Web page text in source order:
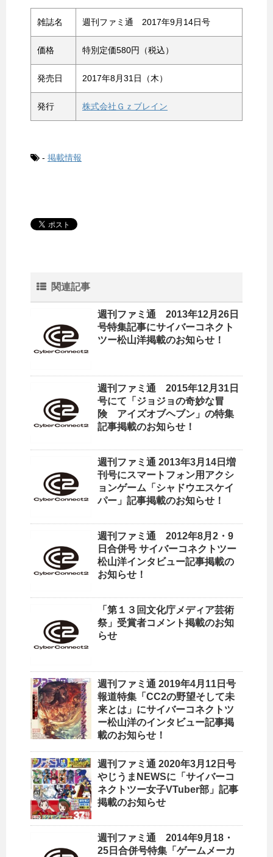
雑誌名 週刊ファミ通 2017年9月14日号
価格 特別定価580円（税込）
発売日 2017年8月31日（木）
発行 株式会社Ｇｚブレイン
- 掲載情報
関連記事
週刊ファミ通 2013年12月26日
号特集記事にサイバーコネクト
ツー松山洋掲載のお知らせ！
週刊ファミ通 2015年12月31日
号にて「ジョジョの奇妙な冒
険 アイズオブヘブン」の特集
記事掲載のお知らせ！
週刊ファミ通 2013年3月14日増
刊号にスマートフォン用アクシ
ョンゲーム「シャドウエスケイ
パー」記事掲載のお知らせ！
週刊ファミ通 2012年8月2・9
日合併号 サイバーコネクトツー
松山洋インタビュー記事掲載の
お知らせ！
「第１３回文化庁メディア芸術
祭」受賞者コメント掲載のお知
らせ
週刊ファミ通 2019年4月11日号
報道特集「CC2の野望そして未
来とは」にサイバーコネクトツ
ー松山洋のインタビュー記事掲
載のお知らせ！
週刊ファミ通 2020年3月12日号
やじうまNEWSに「サイバーコ
ネクトツー女子VTuber部」記事
掲載のお知らせ
週刊ファミ通 2014年9月18・
25日合併号特集「ゲームメーカ